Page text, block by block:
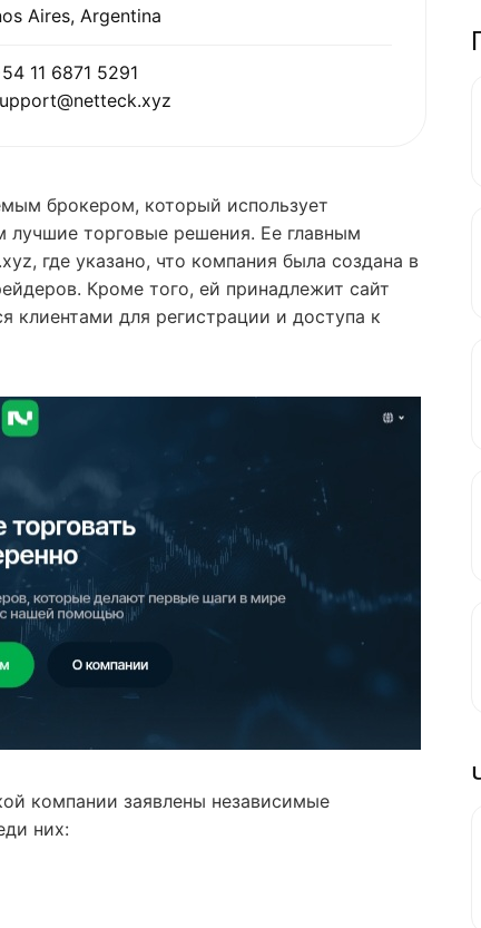
Aires, Argentina
11 6871 5291
брокером, который использует
лучшие торговые решения. Ее главным
где указано, что компания была создана в
Кроме того, ей принадлежит сайт
клиентами для регистрации и доступа к
компании заявлены независимые
них: